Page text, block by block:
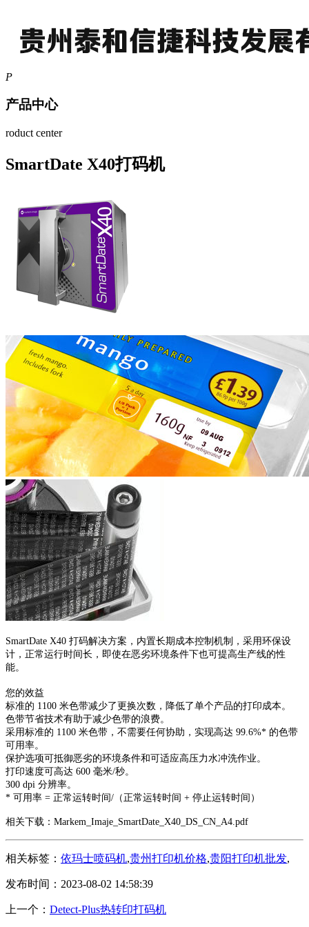
P
产品中心
roduct center
SmartDate X40打码机
SmartDate X40 打码解决方案，内置长期成本控制机制，采用环保设
计，正常运行时间长，即使在恶劣环境条件下也可提高生产线的性
能。
您的效益
标准的 1100 米色带减少了更换次数，降低了单个产品的打印成本。
色带节省技术有助于减少色带的浪费。
采用标准的 1100 米色带，不需要任何协助，实现高达 99.6%* 的色带
可用率。
保护选项可抵御恶劣的环境条件和可适应高压力水冲洗作业。
打印速度可高达 600 毫米/秒。
300 dpi 分辨率。
* 可用率 = 正常运转时间/（正常运转时间 + 停止运转时间）
相关下载： Markem_Imaje_SmartDate_X40_DS_CN_A4.pdf
相关标签： 依玛士喷码机,贵州打印机价格,贵阳打印机批发,
发布时间：2023-08-02 14:58:39
上一个： Detect-Plus热转印打码机